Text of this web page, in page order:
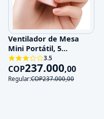
Ventilador de Mesa
Mini Portátil, 5
Velocidades, 5V,
Recargable
3.5
COP237.000,00
Regular:COP237.000,00